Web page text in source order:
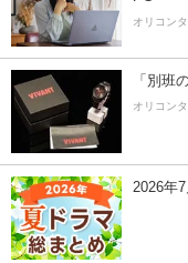
オリコン
「別班
オリコン
2026年